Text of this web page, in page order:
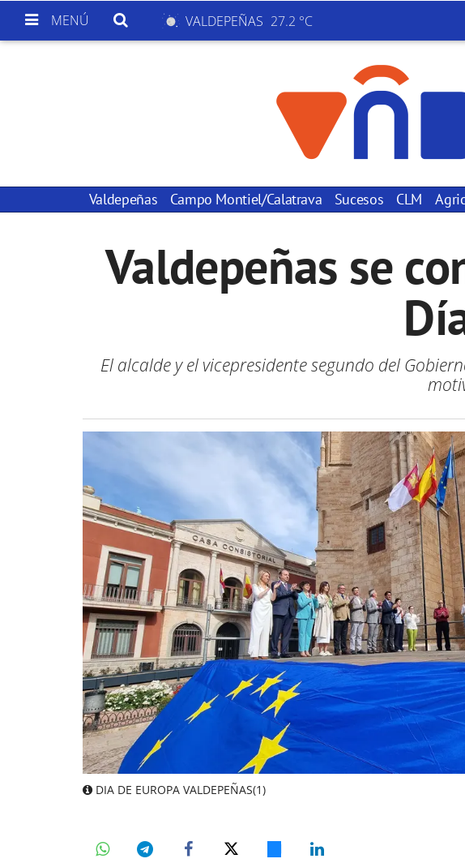
MENÚ VALDEPEÑAS 27.2 °C
Valdepeñas Campo Montiel/Calatrava Sucesos CLM
Valdepeñas se
El alcalde y el vicepresidente segundo del
DIA DE EUROPA VALDEPEÑAS(1)